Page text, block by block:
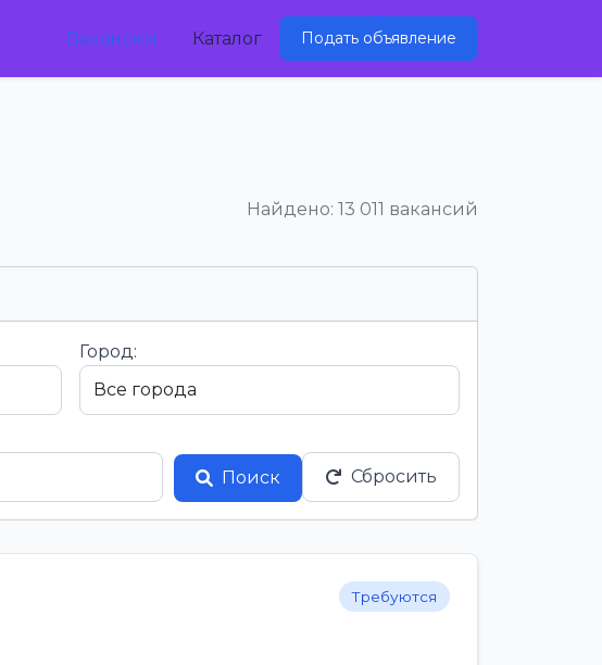
Вакансии Каталог Подать объявление
Найдено: 13 011 вакансий
Город:
Поиск
Сбросить
Требуются